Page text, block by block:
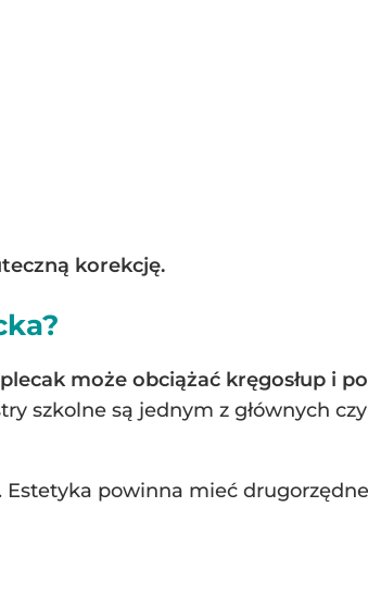
korekcję.
może obciążać kręgosłup i
szkolne są jednym z głównych
Estetyka powinna mieć drugorzędne